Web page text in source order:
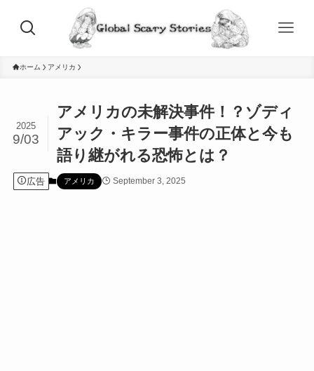
ホーム アメリカ
アメリカの未解決事件！？ゾディ
アック・キラー事件の正体と今も
語り継がれる恐怖とは？
2025
9/03
広告 アメリカ September 3, 2025